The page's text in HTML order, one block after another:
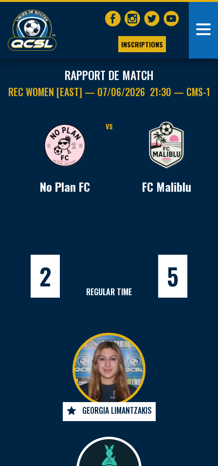
INSCRIPTIONS
RAPPORT DE MATCH
REC WOMEN [EAST] — 07/06/2026 21:30 — CMS-1
No Plan FC
VS
FC Maliblu
2 REGULAR TIME 5
GEORGIA LIMANTZAKIS